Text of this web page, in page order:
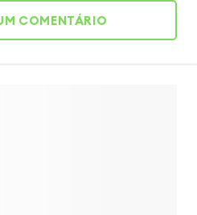
COMENTÁRIO